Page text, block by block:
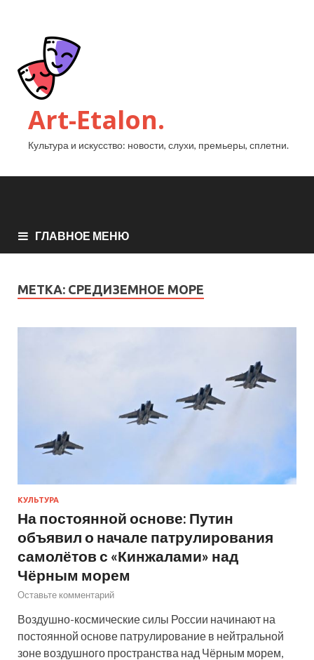
Art-Etalon.
Культура и искусство: новости, слухи, премьеры, сплетни.
ГЛАВНОЕ МЕНЮ
МЕТКА: СРЕДИЗЕМНОЕ МОРЕ
КУЛЬТУРА
На постоянной основе: Путин
объявил о начале патрулирования
самолётов с «Кинжалами» над
Чёрным морем
Оставьте комментарий
Воздушно-космические силы России начинают на
постоянной основе патрулирование в нейтральной
зоне воздушного пространства над Чёрным морем,